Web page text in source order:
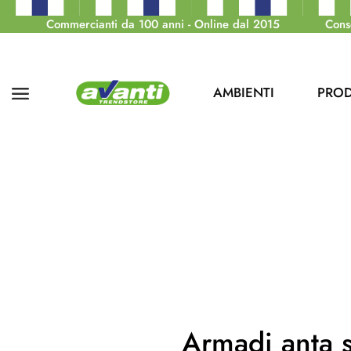
Commercianti da 100 anni - Online dal 2015
AMBIENTI